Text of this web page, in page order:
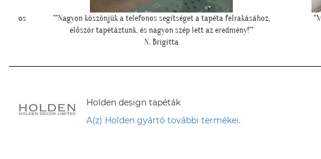
"Meseszép lett a tapéta! Köszönöm a sok segítséget"
T. Mariann
Holden design tapéták
A(z) Holden gyártó további termékei.